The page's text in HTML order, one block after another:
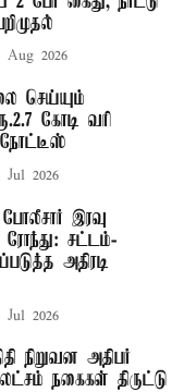
Aug 2026
செய்யும்
கோடி வரி
நோட்டீஸ்
Jul 2026
போலீசார் இரவு
ரோந்து: சட்டம்-
அதிரடி
Jul 2026
நிறுவன அதிபர்
நகைகள் திருட்டு